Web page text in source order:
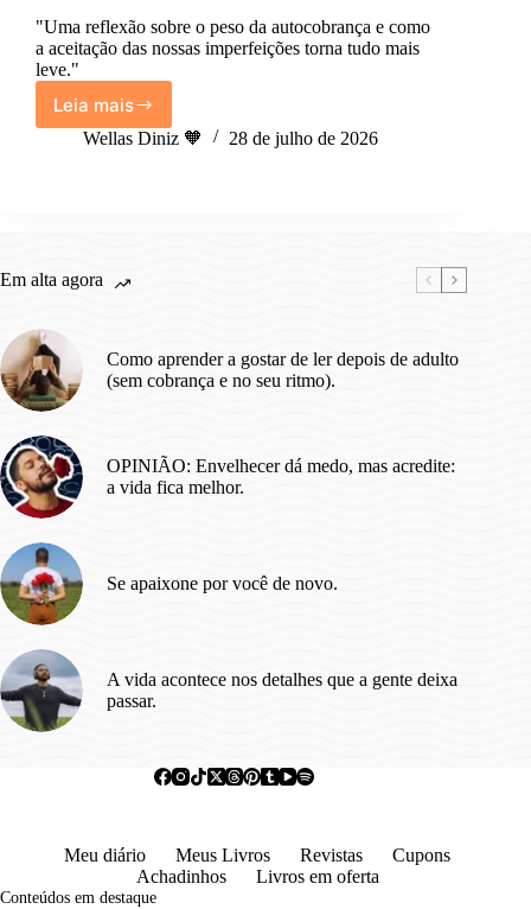
"Uma reflexão sobre o peso da autocobrança e como
a aceitação das nossas imperfeições torna tudo mais
leve."
Leia mais
Essa
coisa
ilusão,
a
gente
Wellas Diniz 🧡 28 de julho de 2026
Em alta agora
Como aprender a gostar de ler depois de adulto
(sem cobrança e no seu ritmo).
OPINIÃO: Envelhecer dá medo, mas acredite:
a vida fica melhor.
Se apaixone por você de novo.
A vida acontece nos detalhes que a gente deixa
passar.
Meu diário Meus Livros Revistas
Cupons
Achadinhos
Livros em oferta
Conteúdos em destaque